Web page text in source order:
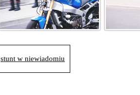
stunt w niewiadomiu